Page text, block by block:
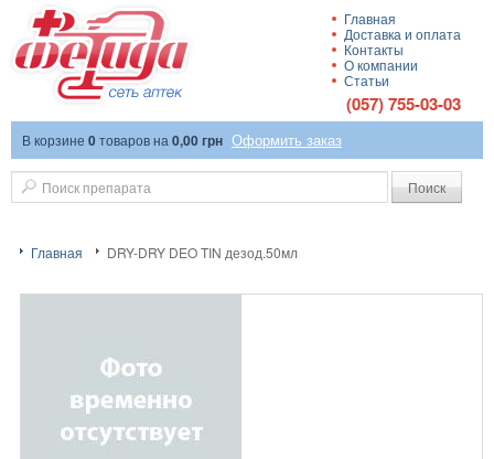
Главная DRY-DRY DEO TIN дезод.50мл
Сеть аптек
"Фетида"
(057) 755-03-03
Поиск
В корзине 0 товаровна 0,00 грн Оформить заказ
Главная
Доставка и оплата
Контакты
О компании
Статьи